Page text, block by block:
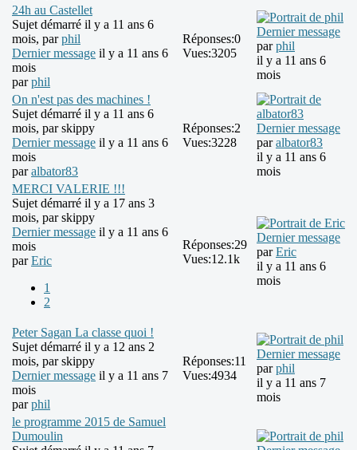
24h au Castellet
Sujet démarré il y a 11 ans 6
mois, parphil
Dernier message il y a 11 ans 6
mois
parphil
Réponses:0
Vues:3205
Dernier message
parphil
il y a 11 ans 6
mois
On n'est pas des machines !
Sujet démarré il y a 11 ans 6
mois, parskippy
Dernier message il y a 11 ans 6
mois
paralbator83
Réponses:2
Vues:3228
Dernier message
paralbator83
il y a 11 ans 6
mois
MERCI VALERIE !!!
Sujet démarré il y a 17 ans 3
mois, parskippy
Dernier message il y a 11 ans 6
mois
parEric
1
2
Réponses:29
Vues:12.1k
Dernier message
parEric
il y a 11 ans 6
mois
Peter Sagan La classe quoi !
Sujet démarré il y a 12 ans 2
mois, parskippy
Dernier message il y a 11 ans 7
mois
parphil
Réponses:11
Vues:4934
Dernier message
parphil
il y a 11 ans 7
mois
le programme 2015 de Samuel
Dumoulin